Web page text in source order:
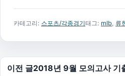
카테고리: 스포츠/각종경기태그: mlb, 류
글 탐색
이전 글2018년 9월 모의고사 기